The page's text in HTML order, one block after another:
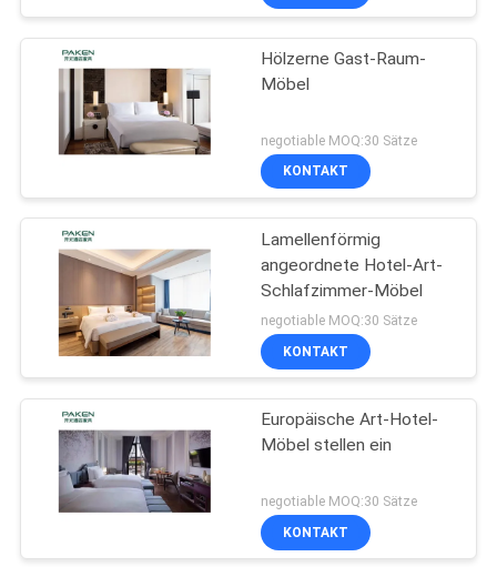
Hölzerne Gast-Raum-
Möbel
negotiable MOQ:30 Sätze
KONTAKT
Lamellenförmig
angeordnete Hotel-Art-
Schlafzimmer-Möbel
negotiable MOQ:30 Sätze
KONTAKT
Europäische Art-Hotel-
Möbel stellen ein
negotiable MOQ:30 Sätze
KONTAKT